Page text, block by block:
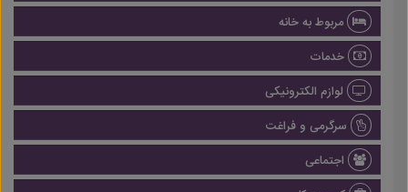
مربوط به خانه
خدمات
لوازم الکترونیکی
سرگرمی و فراغت
اجتماعی